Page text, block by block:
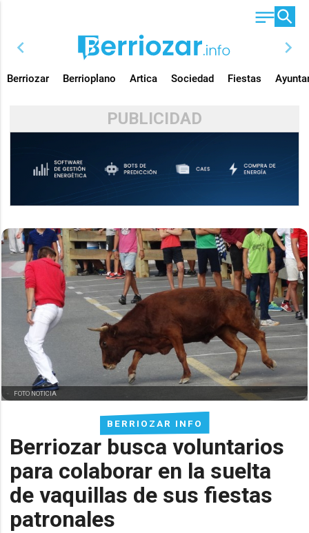
chevron_left chevron_right
Berriozar Berrioplano Artica Sociedad Fiestas
PUBLICIDAD
BERRIOZAR INFO
Berriozar busca voluntarios
para colaborar en la suelta
de vaquillas de sus fiestas
patronales
FOTO NOTICIA